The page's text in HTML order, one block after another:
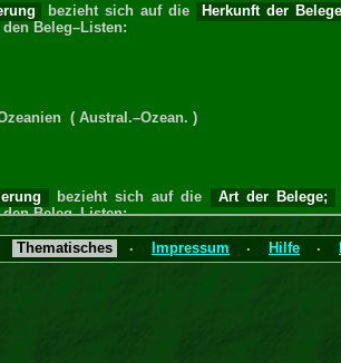
bezieht sich auf die Herkunft der
Beleg–Listen:
( Austral.–Ozean. )
bezieht sich auf die Art der Belege;
Beleg–Listen:
Marken )
( Kl.-Bogen/Blocks )
Thematisches · Impressum · Hilfe ·